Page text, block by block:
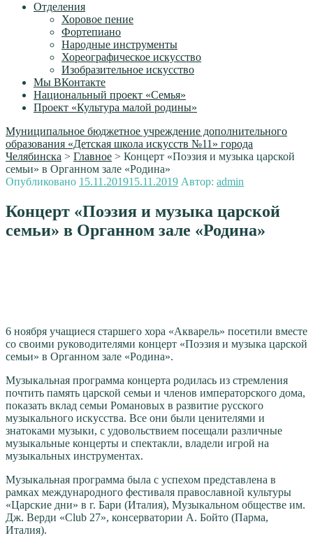
Отделения
Хоровое пение
Фортепиано
Народные инструменты
Хореографическое искусство
Изобразительное искусство
Мы ВКонтакте
Национальный проект «Семья»
Проект «Культура малой родины»
Муниципальное бюджетное учреждение дополнительного
образования «Детская школа искусств №11» города
Челябинска > Главное > Концерт «Поэзия и музыка царской
семьи» в Органном зале «Родина»
Опубликовано 15.11.201915.11.2019 Автор: admin
Концерт «Поэзия и музыка царской
семьи» в Органном зале «Родина»
6 ноября учащиеся старшего хора «Акварель» посетили вместе
со своими руководителями концерт «Поэзия и музыка царской
семьи» в Органном зале «Родина».
Музыкальная программа концерта родилась из стремления
почтить память царской семьи и членов императорского дома,
показать вклад семьи Романовых в развитие русского
музыкального искусства. Все они были ценителями и
знатоками музыки, с удовольствием посещали различные
музыкальные концерты и спектакли, владели игрой на
музыкальных инструментах.
Музыкальная программа была с успехом представлена в
рамках международного фестиваля православной культуры
«Царские дни» в г. Бари (Италия), Музыкальном обществе им.
Дж. Верди «Club 27», консерватории А. Бойто (Парма,
Италия).